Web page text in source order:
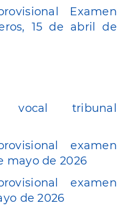
Examen
15 de abril de
vocal tribunal
examen
mayo de 2026
examen
de 2026